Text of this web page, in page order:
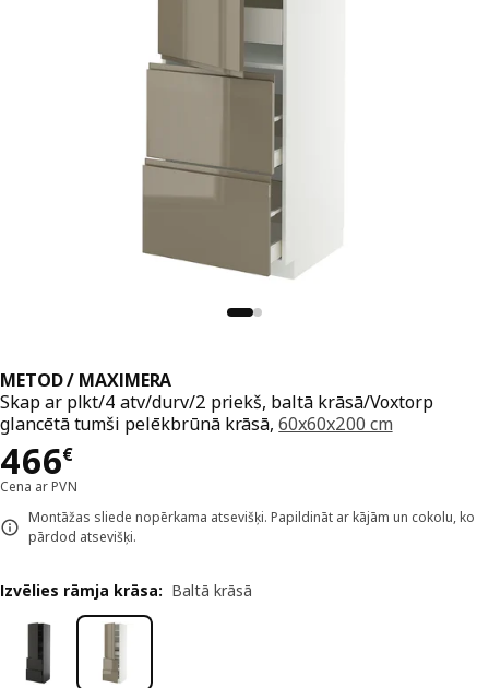
METOD / MAXIMERA
Skap ar plkt/4 atv/durv/2 priekš, baltā krāsā/Voxtorp
glancētā tumši pelēkbrūnā krāsā,60x60x200 cm
466€
Cena 466€
Cena ar PVN
Montāžas sliede nopērkama atsevišķi. Papildināt ar kājām un cokolu, ko
pārdod atsevišķi.
Izvēlies rāmja krāsa: Baltā krāsā